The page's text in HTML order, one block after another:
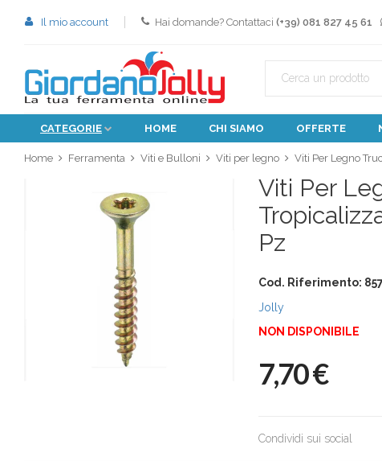
Il mio account Hai domande? Contattaci (+39) 081 827 45 61
CATEGORIE HOME CHI SIAMO OFFERTE
Home Ferramenta Viti e Bulloni Viti per legno Viti Per Legno
Viti Per
Pz
Cod. Riferimento:
Jolly
NON DISPONIBILE
7,70€
Condividi sui social